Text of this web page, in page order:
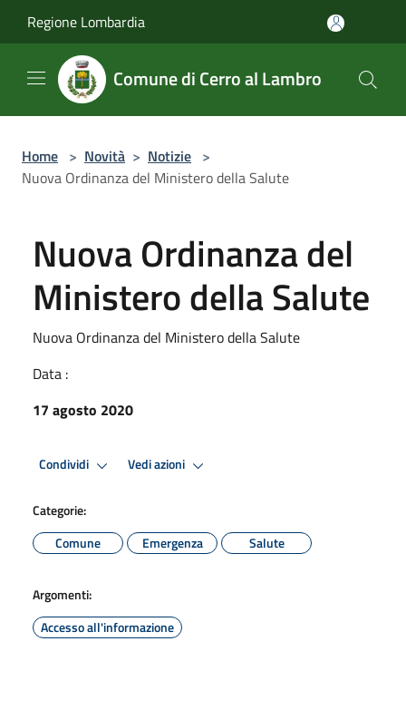
Regione Lombardia
Comune di Cerro al Lambro
Home > Novità > Notizie >
Nuova Ordinanza del Ministero della Salute
Nuova Ordinanza del
Ministero della Salute
Nuova Ordinanza del Ministero della Salute
Data :
17 agosto 2020
Condividi Vedi azioni
Categorie:
Comune
Emergenza Salute
Argomenti:
Accesso all'informazione